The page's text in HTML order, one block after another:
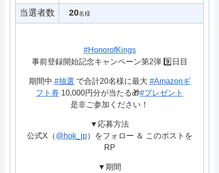
当選者数
20名様
#HonorofKings
事前登録開始記念キャンペーン第2弾 9️⃣日目
期間中 #抽選 で合計20名様に最大 #Amazonギ
フト券 10,000円分が当たる🎁#プレゼント
是非ご参加ください！
▼応募方法
公式X（@hok_jp）をフォロー ＆ このポストを
RP
▼期間